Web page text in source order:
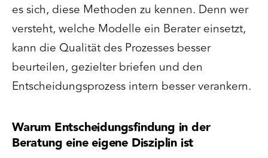
es sich, diese Methoden zu kennen. Denn wer
versteht, welche Modelle ein Berater einsetzt,
kann die Qualität des Prozesses besser
beurteilen, gezielter briefen und den
Entscheidungsprozess intern besser verankern.
Warum Entscheidungsfindung in der
Beratung eine eigene Disziplin ist